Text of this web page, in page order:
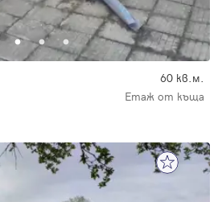
60 кв.м.
Етаж от къща